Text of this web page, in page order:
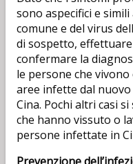
sono aspecifici e
comune e del virus
di sospetto,
confermare la
le persone che
aree infette dal
Cina. Pochi altri casi
che hanno vissuto o
persone infettate in